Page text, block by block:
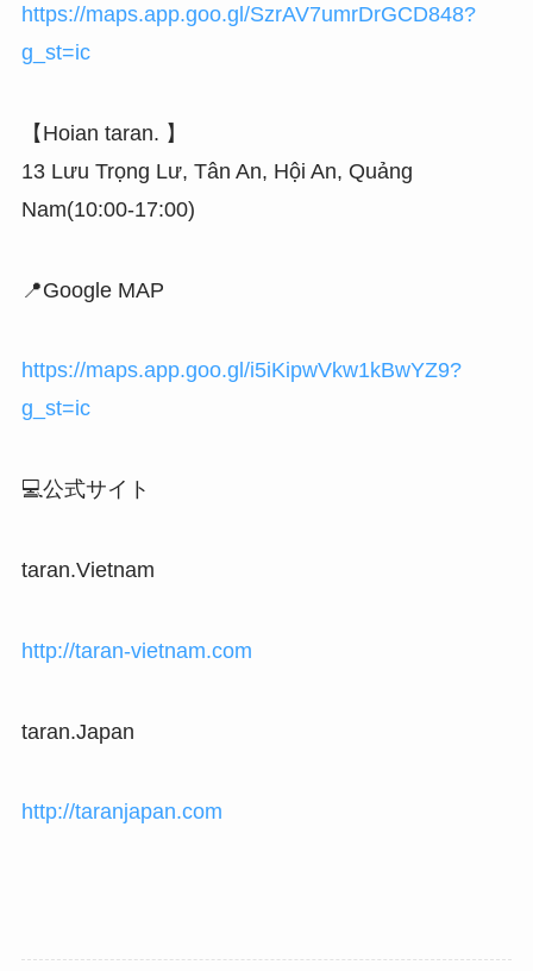
https://maps.app.goo.gl/SzrAV7umrDrGCD848?
g_st=ic
【Hoian taran. 】
13 Lưu Trọng Lư, Tân An, Hội An, Quảng
Nam(10:00-17:00)
📍Google MAP
https://maps.app.goo.gl/i5iKipwVkw1kBwYZ9?
g_st=ic
💻公式サイト
taran.Vietnam
http://taran-vietnam.com
taran.Japan
http://taranjapan.com